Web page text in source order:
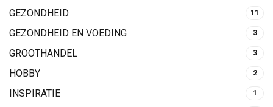
GEZONDHEID 11
GEZONDHEID EN VOEDING 3
GROOTHANDEL 3
HOBBY 2
INSPIRATIE 1